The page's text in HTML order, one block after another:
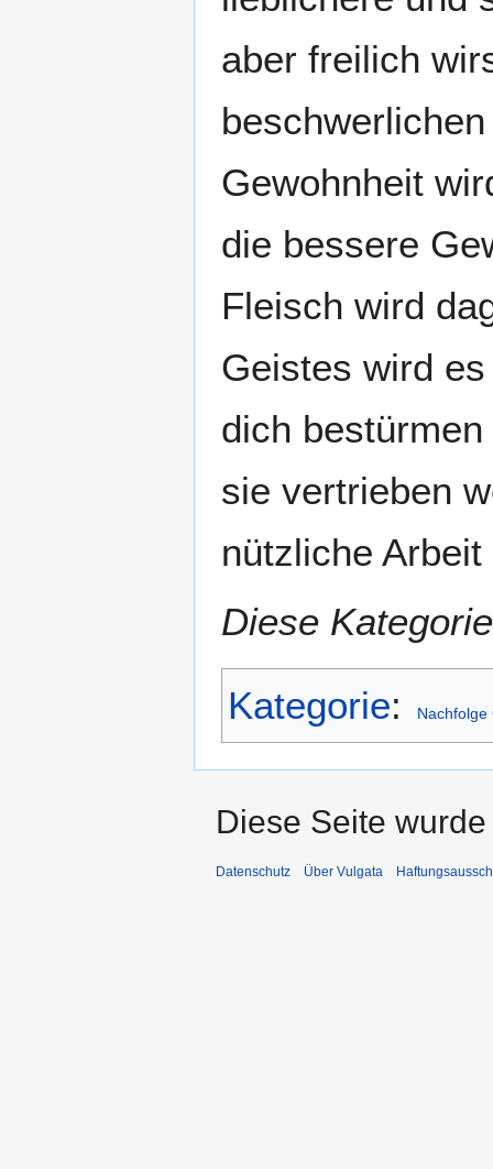
aber freilich
Gewohnheit
die bessere
Fleisch wird
Geistes wird
dich
sie vertrieben
nützliche
Diese
Kategorie: Nachfolge
Diese Seite
Datenschutz Über Vulgata